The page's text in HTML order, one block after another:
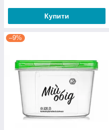
Купити
–9%